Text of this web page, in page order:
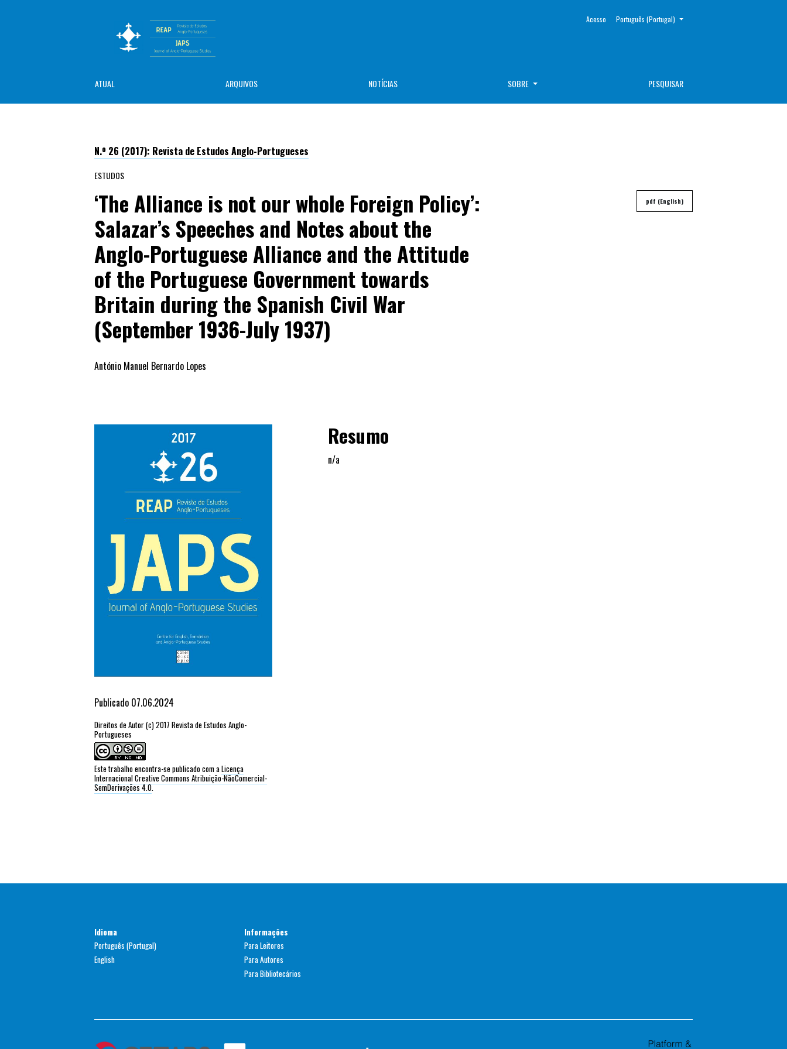
Acesso ##plugins.themes.healthSciences.language.toggle##
Português (Portugal)
ATUAL ARQUIVOS NOTÍCIAS SOBRE PESQUISAR
N.º 26 (2017): Revista de Estudos Anglo-Portugueses
ESTUDOS
‘The Alliance is not our whole Foreign Policy’:
Salazar’s Speeches and Notes about the
Anglo-Portuguese Alliance and the Attitude
of the Portuguese Government towards
Britain during the Spanish Civil War
(September 1936-July 1937)
pdf (English)
António Manuel Bernardo Lopes
Publicado 07.06.2024
Direitos de Autor (c) 2017 Revista de Estudos Anglo-
Portugueses
Este trabalho encontra-se publicado com aLicença
Internacional Creative Commons Atribuição-NãoComercial-
SemDerivações 4.0.
Resumo
n/a
Idioma
Português (Portugal)
English
Informações
Para Leitores
Para Autores
Para Bibliotecários